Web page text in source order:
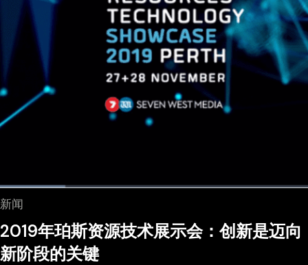
新闻
2019年珀斯资源技术展示会：创新是迈向
新阶段的关键